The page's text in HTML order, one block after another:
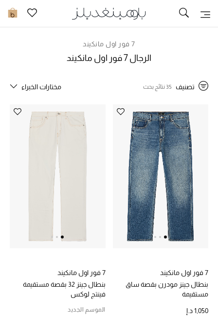
0 تخفيضات
مزيد من التخفيضات
الجمال
الأطفال
مستلزمات المنزل
7 فور اول مانكيند
الرجال 7 فور اول مانكيند
تصنيف 35 نتائج بحث مختارات الخبراء
7 فور اول مانكيند
بنطال جينز مودرن بقصة ساق
مستقيمة
1,050 د.إ
7 فور اول مانكيند
بنطال جينز 32 بقصة مستقيمة
فينتج لوكس
الموسم الجديد